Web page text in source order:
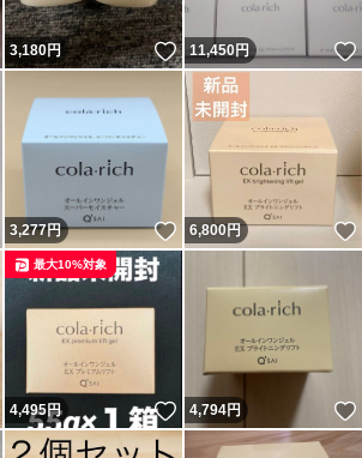
いいね！
3,180円 いいね！
11,450円
いいね！
3,277円 いいね！
6,800円
いいね！
4,495円 いいね！
最大10%対象
4,794円